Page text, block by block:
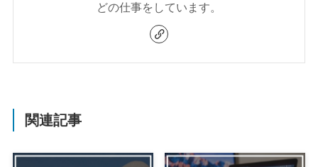
どの仕事をしています。
関連記事